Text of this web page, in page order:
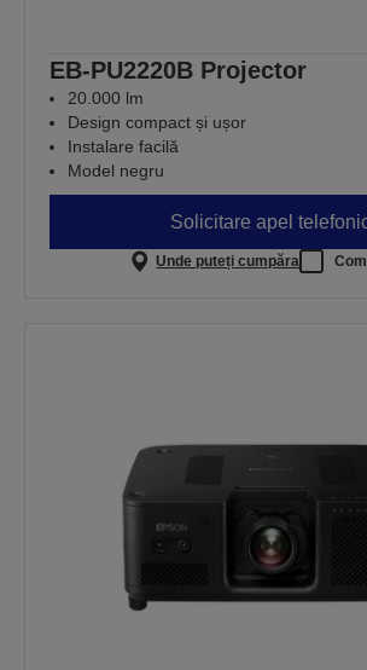
EB-PU2220B Projector
20.000 lm
Design compact și ușor
Instalare facilă
Model negru
Solicitare apel
Unde puteți cumpăra